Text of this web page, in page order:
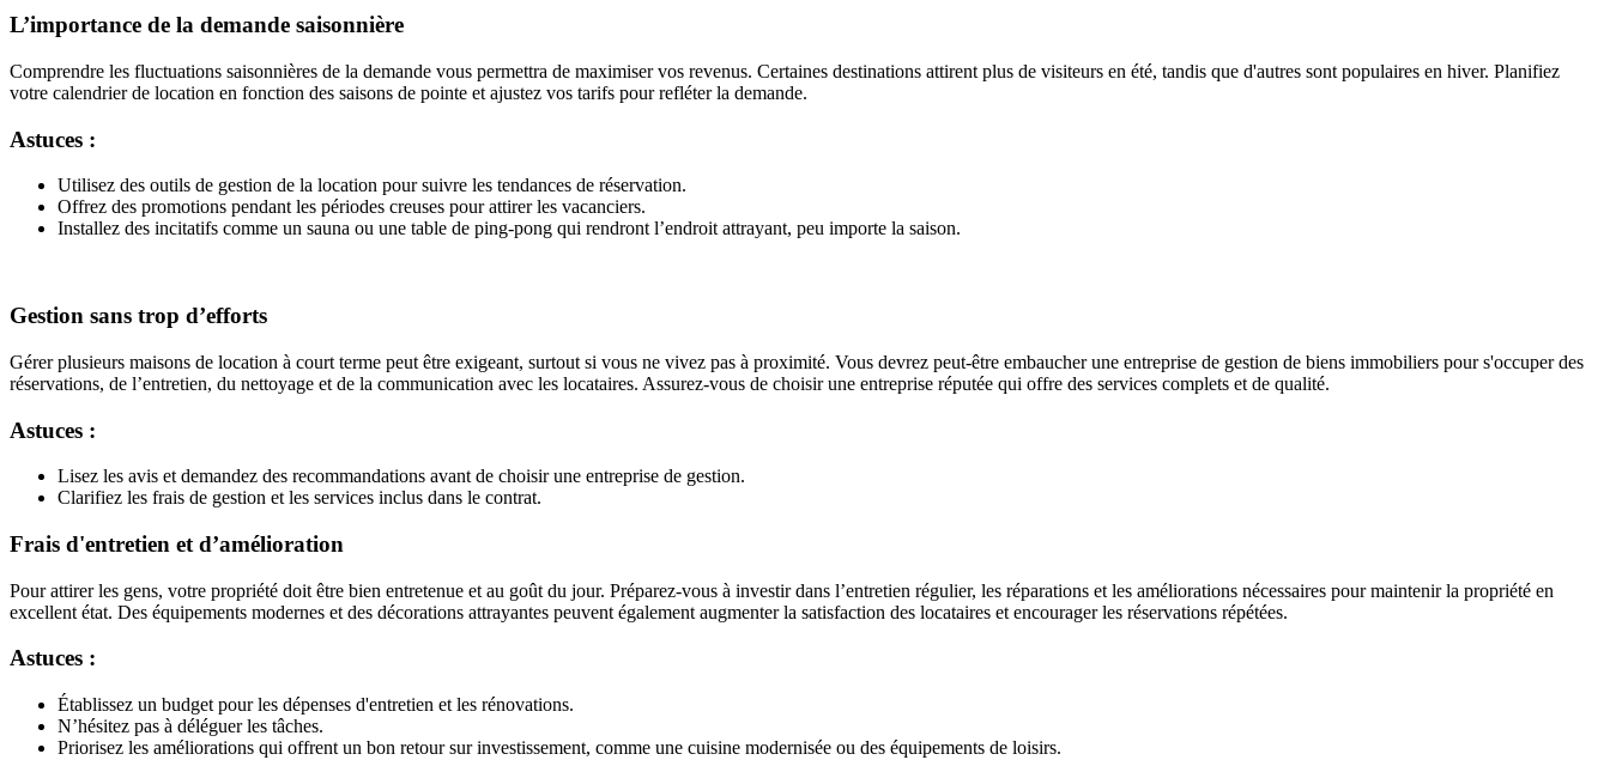
L’importance de la demande saisonnière
Comprendre les fluctuations saisonnières de la demande vous permettra de maximiser vos revenus. Certaines destinations attirent plus de visiteurs en été, tandis que d'autres sont populaires en hiver. Planifiez
votre calendrier de location en fonction des saisons de pointe et ajustez vos tarifs pour refléter la demande.
Astuces :
Utilisez des outils de gestion de la location pour suivre les tendances de réservation.
Offrez des promotions pendant les périodes creuses pour attirer les vacanciers.
Installez des incitatifs comme un sauna ou une table de ping-pong qui rendront l’endroit attrayant, peu importe la saison.
Gestion sans trop d’efforts
Gérer plusieurs maisons de location à court terme peut être exigeant, surtout si vous ne vivez pas à proximité. Vous devrez peut-être embaucher une entreprise de gestion de biens immobiliers pour s'occuper des
réservations, de l’entretien, du nettoyage et de la communication avec les locataires. Assurez-vous de choisir une entreprise réputée qui offre des services complets et de qualité.
Astuces :
Lisez les avis et demandez des recommandations avant de choisir une entreprise de gestion.
Clarifiez les frais de gestion et les services inclus dans le contrat.
Frais d'entretien et d’amélioration
Pour attirer les gens, votre propriété doit être bien entretenue et au goût du jour. Préparez-vous à investir dans l’entretien régulier, les réparations et les améliorations nécessaires pour maintenir la propriété en
excellent état. Des équipements modernes et des décorations attrayantes peuvent également augmenter la satisfaction des locataires et encourager les réservations répétées.
Astuces :
Établissez un budget pour les dépenses d'entretien et les rénovations.
N’hésitez pas à déléguer les tâches.
Priorisez les améliorations qui offrent un bon retour sur investissement, comme une cuisine modernisée ou des équipements de loisirs.